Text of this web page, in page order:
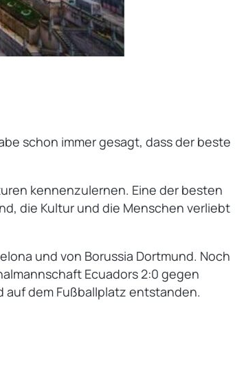
schon immer gesagt, dass der beste
kennenzulernen. Eine der besten
die Kultur und die Menschen verliebt
und von Borussia Dortmund. Noch
Ecuadors 2:0 gegen
auf dem Fußballplatz entstanden.